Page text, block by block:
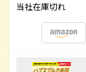
当社在庫切れ